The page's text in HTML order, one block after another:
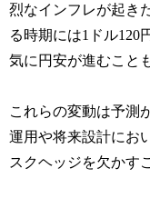
烈なインフレが起き
る時期には1ドル120
気に円安が進むこと
これらの変動は予測
運用や将来設計にお
スクヘッジを欠かす